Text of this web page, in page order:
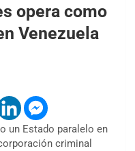
opera como
Venezuela
un Estado paralelo en
criminal